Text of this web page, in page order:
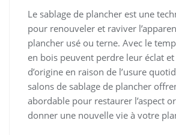
Le sablage de plancher est une
pour renouveler et raviver
plancher usé ou terne. Avec le
en bois peuvent perdre leur éclat
d’origine en raison de l’usure
salons de sablage de plancher
abordable pour restaurer l’aspect
donner une nouvelle vie à votre